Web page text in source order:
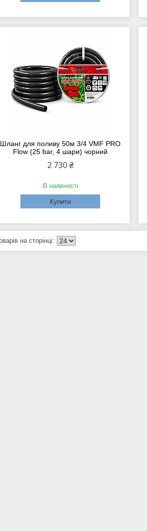
Шланг для поливу 50м 3/4 VMF PRO
Flow (25 bar, 4 шари) чорний
2 730 ₴
В наявності
Купити